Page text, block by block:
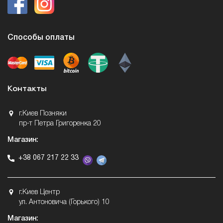
Способы оплаты
Контакты
г.Киев Позняки
пр-т Петра Григоренка 20
Магазин:
+38 067 217 22 33
г.Киев Центр
ул. Антоновича (Горького) 10
Магазин: